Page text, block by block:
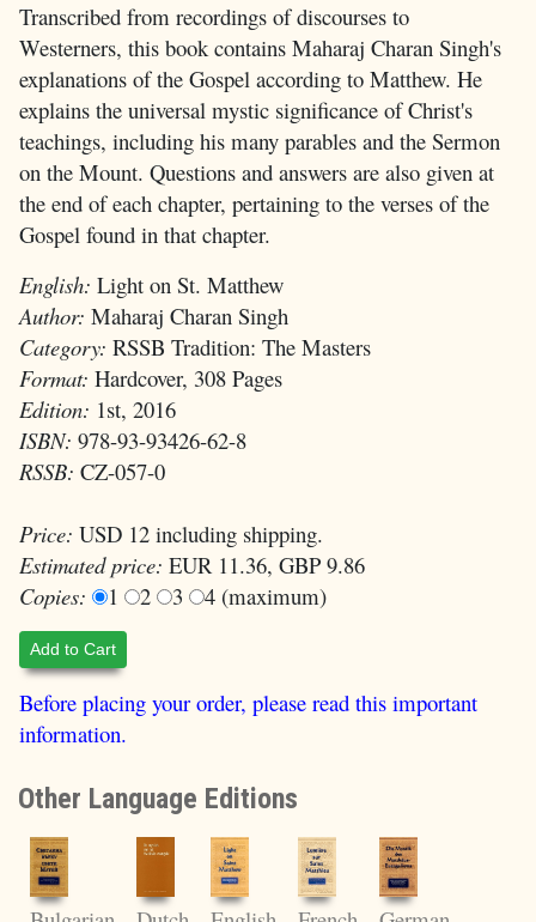
Transcribed from recordings of discourses to
Westerners, this book contains Maharaj Charan Singh's
explanations of the Gospel according to Matthew. He
explains the universal mystic significance of Christ's
teachings, including his many parables and the Sermon
on the Mount. Questions and answers are also given at
the end of each chapter, pertaining to the verses of the
Gospel found in that chapter.
English: Light on St. Matthew
Author: Maharaj Charan Singh
Category: RSSB Tradition: The Masters
Format: Hardcover, 308 Pages
Edition: 1st, 2016
ISBN: 978-93-93426-62-8
RSSB: CZ-057-0
Price: USD 12 including shipping.
Estimated price: EUR 11.36, GBP 9.86
Copies:
1 2 3 4 (maximum)
Add to Cart
Before placing your order, please read this important
information.
Other Language Editions